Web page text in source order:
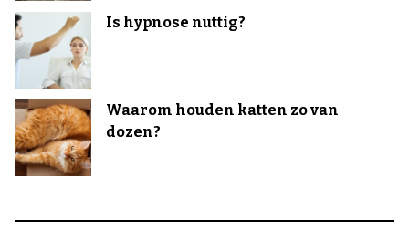
Is hypnose nuttig?
Waarom houden katten zo van
dozen?